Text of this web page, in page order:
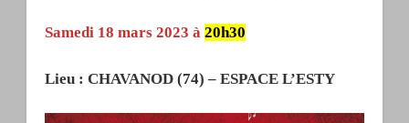
Samedi 18 mars 2023 à 20h30
Lieu : CHAVANOD (74) – ESPACE L’ESTY